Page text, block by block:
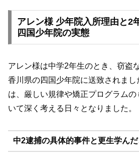
アレン様 少年院入所理由と2
四国少年院の実態
アレン様は中学2年生のとき、窃盗
香川県の四国少年院に送致されま
は、厳しい規律や矯正プログラム
いて深く考える日々となりました。
中2逮捕の具体的事件と更生学んだ